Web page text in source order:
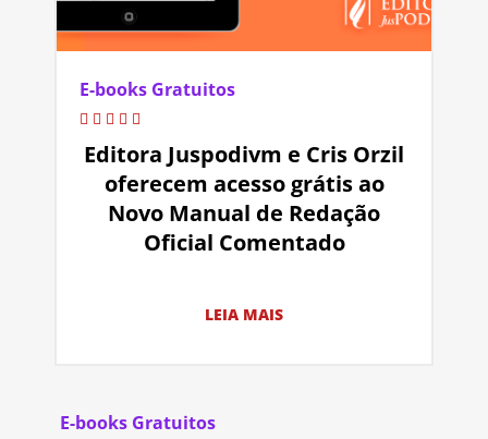
E-books Gratuitos
Editora Juspodivm e Cris Orzil
oferecem acesso grátis ao
Novo Manual de Redação
Oficial Comentado
LEIA MAIS
E-books Gratuitos